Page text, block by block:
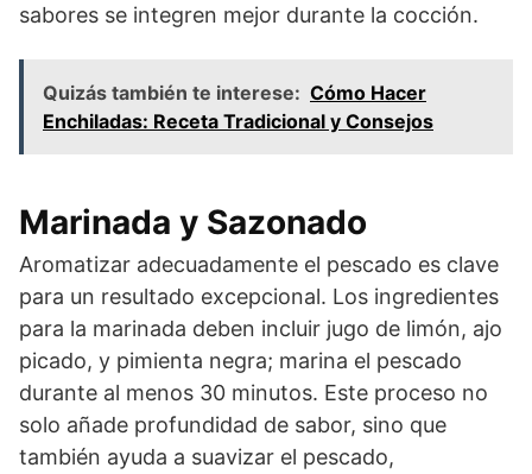
sabores se integren mejor durante la cocción.
Quizás también te interese: Cómo Hacer
Enchiladas: Receta Tradicional y Consejos
Marinada y Sazonado
Aromatizar adecuadamente el pescado es clave
para un resultado excepcional. Los ingredientes
para la marinada deben incluir jugo de limón, ajo
picado, y pimienta negra; marina el pescado
durante al menos 30 minutos. Este proceso no
solo añade profundidad de sabor, sino que
también ayuda a suavizar el pescado,